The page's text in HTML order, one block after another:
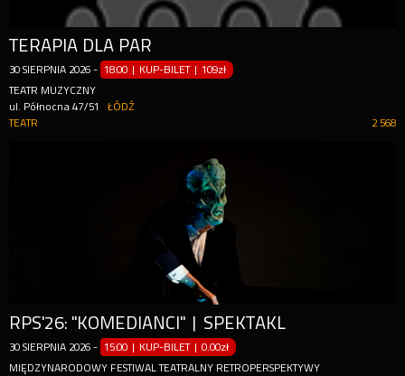
TERAPIA DLA PAR
30 SIERPNIA 2026 - 18:00 | KUP-BILET |109zł
TEATR MUZYCZNY
ul. Północna 47/51
ŁÓDŹ
2 568
TEATR
RPS'26: "KOMEDIANCI" | SPEKTAKL
30 SIERPNIA 2026 - 15:00 | KUP-BILET |0.00zł
MIĘDZYNARODOWY FESTIWAL TEATRALNY RETROPERSPEKTYWY